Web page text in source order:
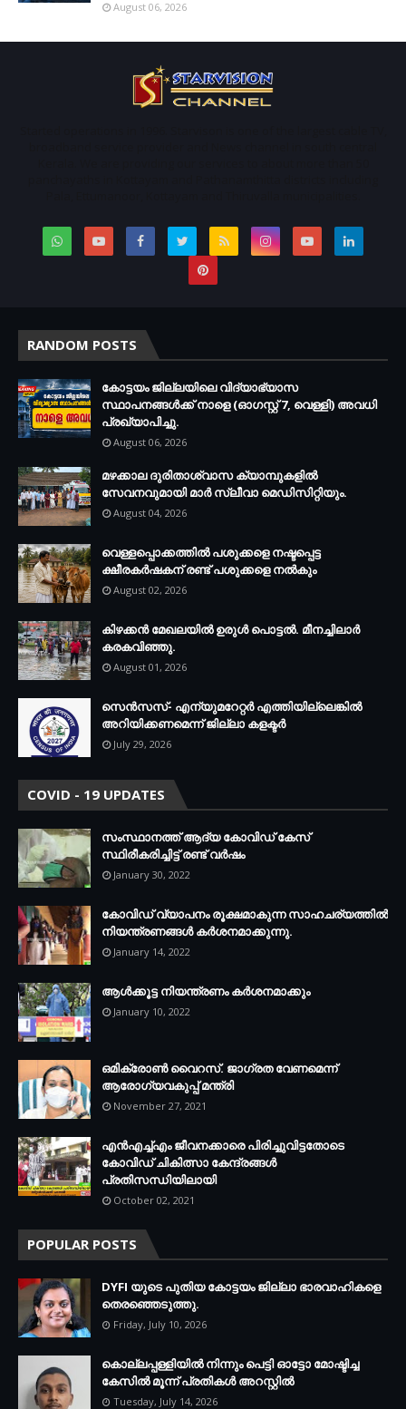
August 06, 2026
RANDOM POSTS
കോട്ടയം ജില്ലയിലെ വിദ്യാഭ്യാസ
സ്ഥാപനങ്ങള്‍ക്ക് നാളെ (ഓഗസ്റ്റ് 7, വെള്ളി) അവധി
പ്രഖ്യാപിച്ചു.
August 06, 2026
മഴക്കാല ദുരിതാശ്വാസ ക്യാമ്പുകളിൽ
സേവനവുമായി മാർ സ്ലീവാ മെഡിസിറ്റിയും.
August 04, 2026
വെള്ളപ്പൊക്കത്തില്‍ പശുക്കളെ നഷ്ടപ്പെട്ട
ക്ഷീരകര്‍ഷകന് രണ്ട് പശുക്കളെ നല്‍കും
August 02, 2026
കിഴക്കന്‍ മേഖലയില്‍ ഉരുള്‍ പൊട്ടല്‍. മീനച്ചിലാര്‍
കരകവിഞ്ഞു.
August 01, 2026
സെന്‍സസ്- എന്യുമറേറ്റര്‍ എത്തിയില്ലെങ്കില്‍
അറിയിക്കണമെന്ന് ജില്ലാ കളക്ടര്‍
July 29, 2026
COVID - 19 UPDATES
സംസ്ഥാനത്ത് ആദ്യ കോവിഡ് കേസ്
സ്ഥിരീകരിച്ചിട്ട് രണ്ട് വര്‍ഷം
January 30, 2022
കോവിഡ് വ്യാപനം രൂക്ഷമാകുന്ന സാഹചര്യത്തില്‍
നിയന്ത്രണങ്ങള്‍ കര്‍ശനമാക്കുന്നു.
January 14, 2022
ആള്‍ക്കൂട്ട നിയന്ത്രണം കര്‍ശനമാക്കും
January 10, 2022
ഒമിക്രോണ്‍ വൈറസ്. ജാഗ്രത വേണമെന്ന്
ആരോഗ്യവകുപ്പ് മന്ത്രി
November 27, 2021
എന്‍എച്ച്എം ജീവനക്കാരെ പിരിച്ചുവിട്ടതോടെ
കോവിഡ് ചികിത്സാ കേന്ദ്രങ്ങള്‍
പ്രതിസന്ധിയിലായി
October 02, 2021
POPULAR POSTS
DYFI യുടെ പുതിയ കോട്ടയം ജില്ലാ ഭാരവാഹികളെ
തെരഞ്ഞെടുത്തു.
Friday, July 10, 2026
കൊല്ലപ്പള്ളിയില്‍ നിന്നും പെട്ടി ഓട്ടോ മോഷ്ടിച്ച
കേസില്‍ മൂന്ന് പ്രതികള്‍ അറസ്റ്റില്‍
Tuesday, July 14, 2026